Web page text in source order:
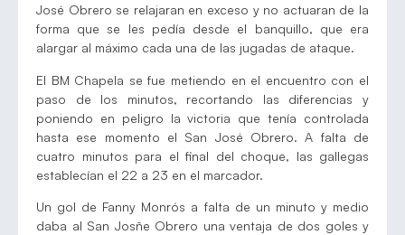
José Obrero se relajaran en exceso y no actuaran de la
forma que se les pedía desde el banquillo, que era
alargar al máximo cada una de las jugadas de ataque.
El BM Chapela se fue metiendo en el encuentro con el
paso de los minutos, recortando las diferencias y
poniendo en peligro la victoria que tenía controlada
hasta ese momento el San José Obrero. A falta de
cuatro minutos para el final del choque, las gallegas
establecían el 22 a 23 en el marcador.
Un gol de Fanny Monrós a falta de un minuto y medio
daba al San Josñe Obrero una ventaja de dos goles y